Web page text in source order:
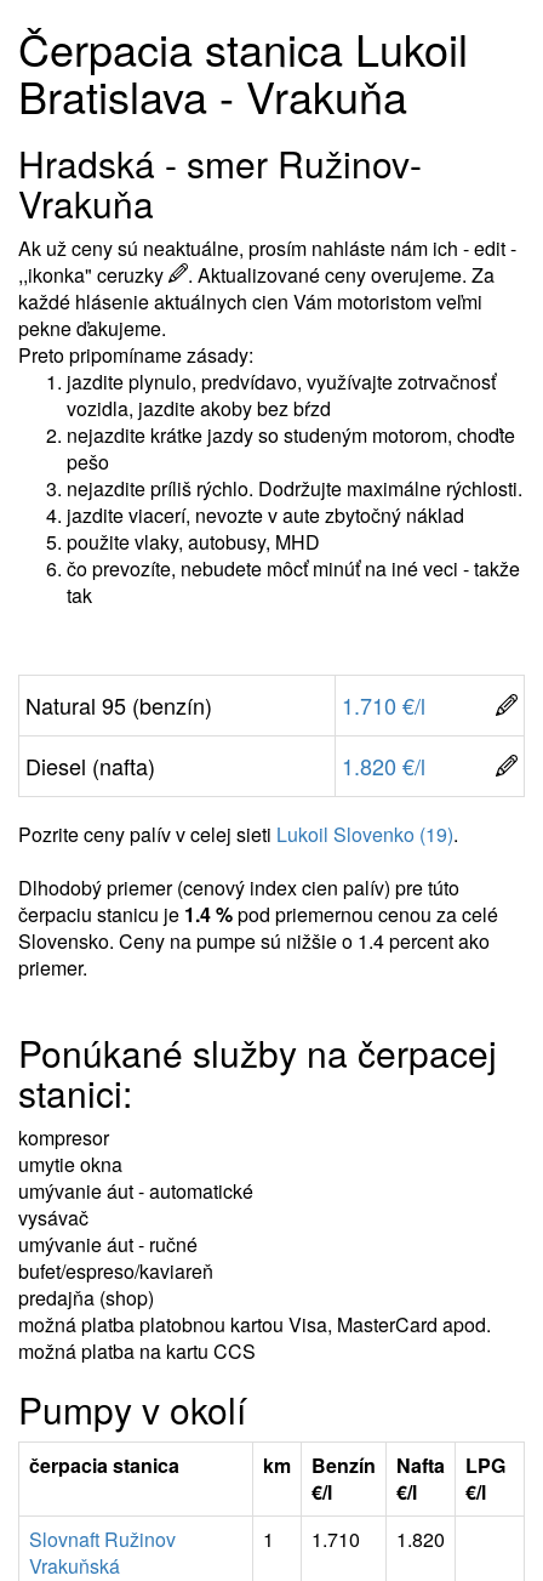
Čerpacia stanica Lukoil
Bratislava - Vrakuňa
Hradská - smer Ružinov-
Vrakuňa
Ak už ceny sú neaktuálne, prosím nahláste nám ich - edit -
,,ikonka" ceruzky
. Aktualizované ceny overujeme. Za
každé hlásenie aktuálnych cien Vám motoristom veľmi
pekne ďakujeme.
Preto pripomíname zásady:
jazdite plynulo, predvídavo, využívajte zotrvačnosť
vozidla, jazdite akoby bez bŕzd
nejazdite krátke jazdy so studeným motorom, choďte
pešo
nejazdite príliš rýchlo. Dodržujte maximálne rýchlosti.
jazdite viacerí, nevozte v aute zbytočný náklad
použite vlaky, autobusy, MHD
čo prevozíte, nebudete môcť minúť na iné veci - takže
tak
Natural 95 (benzín)
1.710 €/l
Diesel (nafta)
1.820 €/l
Pozrite ceny palív v celej sieti Lukoil Slovenko (19).
Dlhodobý priemer (cenový index cien palív) pre túto
čerpaciu stanicu je 1.4 %pod priemernou cenou za celé
Slovensko. Ceny na pumpe sú nižšie o 1.4 percent ako
priemer.
Ponúkané služby na čerpacej
stanici:
kompresor
umytie okna
umývanie áut - automatické
vysávač
umývanie áut - ručné
bufet/espreso/kaviareň
predajňa (shop)
možná platba platobnou kartou Visa, MasterCard apod.
možná platba na kartu CCS
Pumpy v okolí
čerpacia stanica km
Benzín
€/l
Nafta
€/l
LPG
€/l
Slovnaft Ružinov
Vrakuňská
1 1.710 1.820